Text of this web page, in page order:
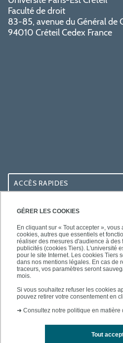
GÉRER LES COOKIES
En cliquant sur « Tout accepter »,
cookies, autres que essentiels et
réaliser des mesures d'audience à des
publicités (cookies Tiers). L'université
pour le site Internet. Les cookies Tiers
dans nos mentions légales. En cas de
traceurs, vos paramètres seront
mois.
Si vous souhaitez refuser les cookies
pouvez retirer votre consentement en
➜ Consultez notre politique en
Tout
Faculté de droit
83-85, avenue du Général de
94010 Créteil Cedex France
ACCÈS RAPIDES
ACCÈS PRATIQUES
SUIVEZ-NOUS